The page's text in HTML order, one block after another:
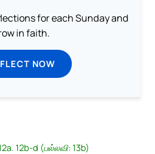
for each Sunday and
in faith.
NOW
12b-d (பல்லவி: 13b)